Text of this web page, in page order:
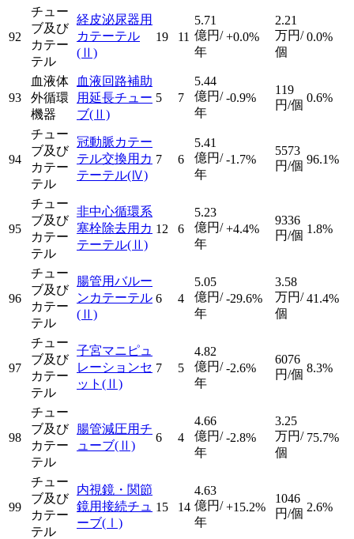
92
チュー
ブ及び
カテー
テル
経皮泌尿器用
カテーテル
(Ⅱ)
19 11
5.71
億円/
年
+0.0%
2.21
万円/
個
0.0%
93
血液体
外循環
機器
血液回路補助
用延長チュー
ブ(Ⅱ)
5 7
5.44
億円/
年
-0.9%
119
円/個
0.6%
94
チュー
ブ及び
カテー
テル
冠動脈カテー
テル交換用カ
テーテル(Ⅳ)
7 6
5.41
億円/
年
-1.7%
5573
円/個 96.1%
95
チュー
ブ及び
カテー
テル
非中心循環系
塞栓除去用カ
テーテル(Ⅱ)
12 6
5.23
億円/
年
+4.4%
9336
円/個 1.8%
96
チュー
ブ及び
カテー
テル
腸管用バルー
ンカテーテル
(Ⅱ)
6 4
5.05
億円/
年
-29.6%
3.58
万円/
個
41.4%
97
チュー
ブ及び
カテー
テル
子宮マニピュ
レーションセ
ット (Ⅱ)
7 5
4.82
億円/
年
-2.6%
6076
円/個 8.3%
98
チュー
ブ及び
カテー
テル
腸管減圧用チ
ューブ(Ⅱ)
6 4
4.66
億円/
年
-2.8%
3.25
万円/
個
75.7%
99
チュー
ブ及び
カテー
テル
内視鏡・関節
鏡用接続チュ
ーブ(Ⅰ)
15 14
4.63
億円/
年
+15.2%
1046
円/個 2.6%